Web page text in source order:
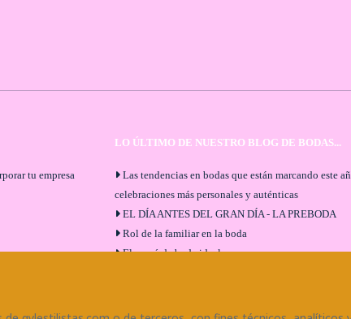
tu empresa
LO ÚLTIMO DE NUESTRO BLOG DE BODAS...
Las tendencias en bodas que están marcando este
celebraciones más personales y auténticas
EL DÍA ANTES DEL GRAN DÍA - LA PREBODA
Rol de la familiar en la boda
El menú de boda ideal
¿Cómo será tu boda?